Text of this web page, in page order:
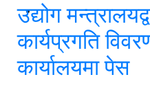
उद्योग
कार्यप्रगति
कार्यालयमा पेस